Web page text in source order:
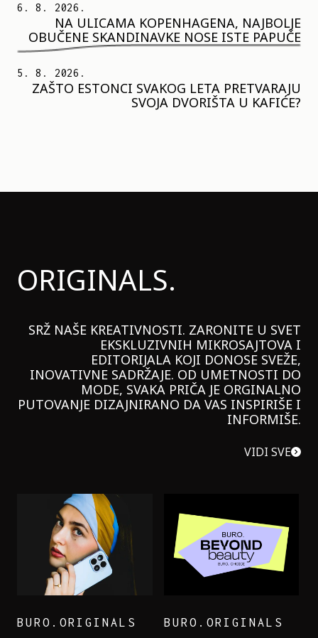
6. 8. 2026.
NA ULICAMA KOPENHAGENA, NAJBOLJE
OBUČENE SKANDINAVKE NOSE ISTE PAPUČE
5. 8. 2026.
ZAŠTO ESTONCI SVAKOG LETA PRETVARAJU
SVOJA DVORIŠTA U KAFIĆE?
ORIGINALS.
SRŽ NAŠE KREATIVNOSTI. ZARONITE U SVET
EKSKLUZIVNIH MIKROSAJTOVA I
EDITORIJALA KOJI DONOSE SVEŽE,
INOVATIVNE SADRŽAJE. OD UMETNOSTI DO
MODE, SVAKA PRIČA JE ORGINALNO
PUTOVANJE DIZAJNIRANO DA VAS INSPIRIŠE I
INFORMIŠE.
VIDI SVE